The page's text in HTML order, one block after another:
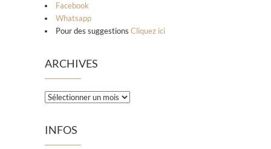
Facebook
Whatsapp
Pour des suggestions Cliquez ici
ARCHIVES
INFOS